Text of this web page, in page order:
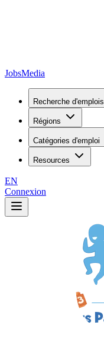
JobsMedia
Recherche d'emplois
Régions
Catégories d'emploi
Resources
EN
Connexion